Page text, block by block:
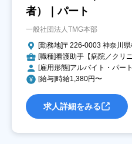
者）｜パート
一般社団法人TMG本部
[勤務地]〒226-0003 神奈川
[職種]看護助手【病院／クリ
[雇用形態]アルバイト・パート
[給与]時給1,380円〜
求人詳細をみる